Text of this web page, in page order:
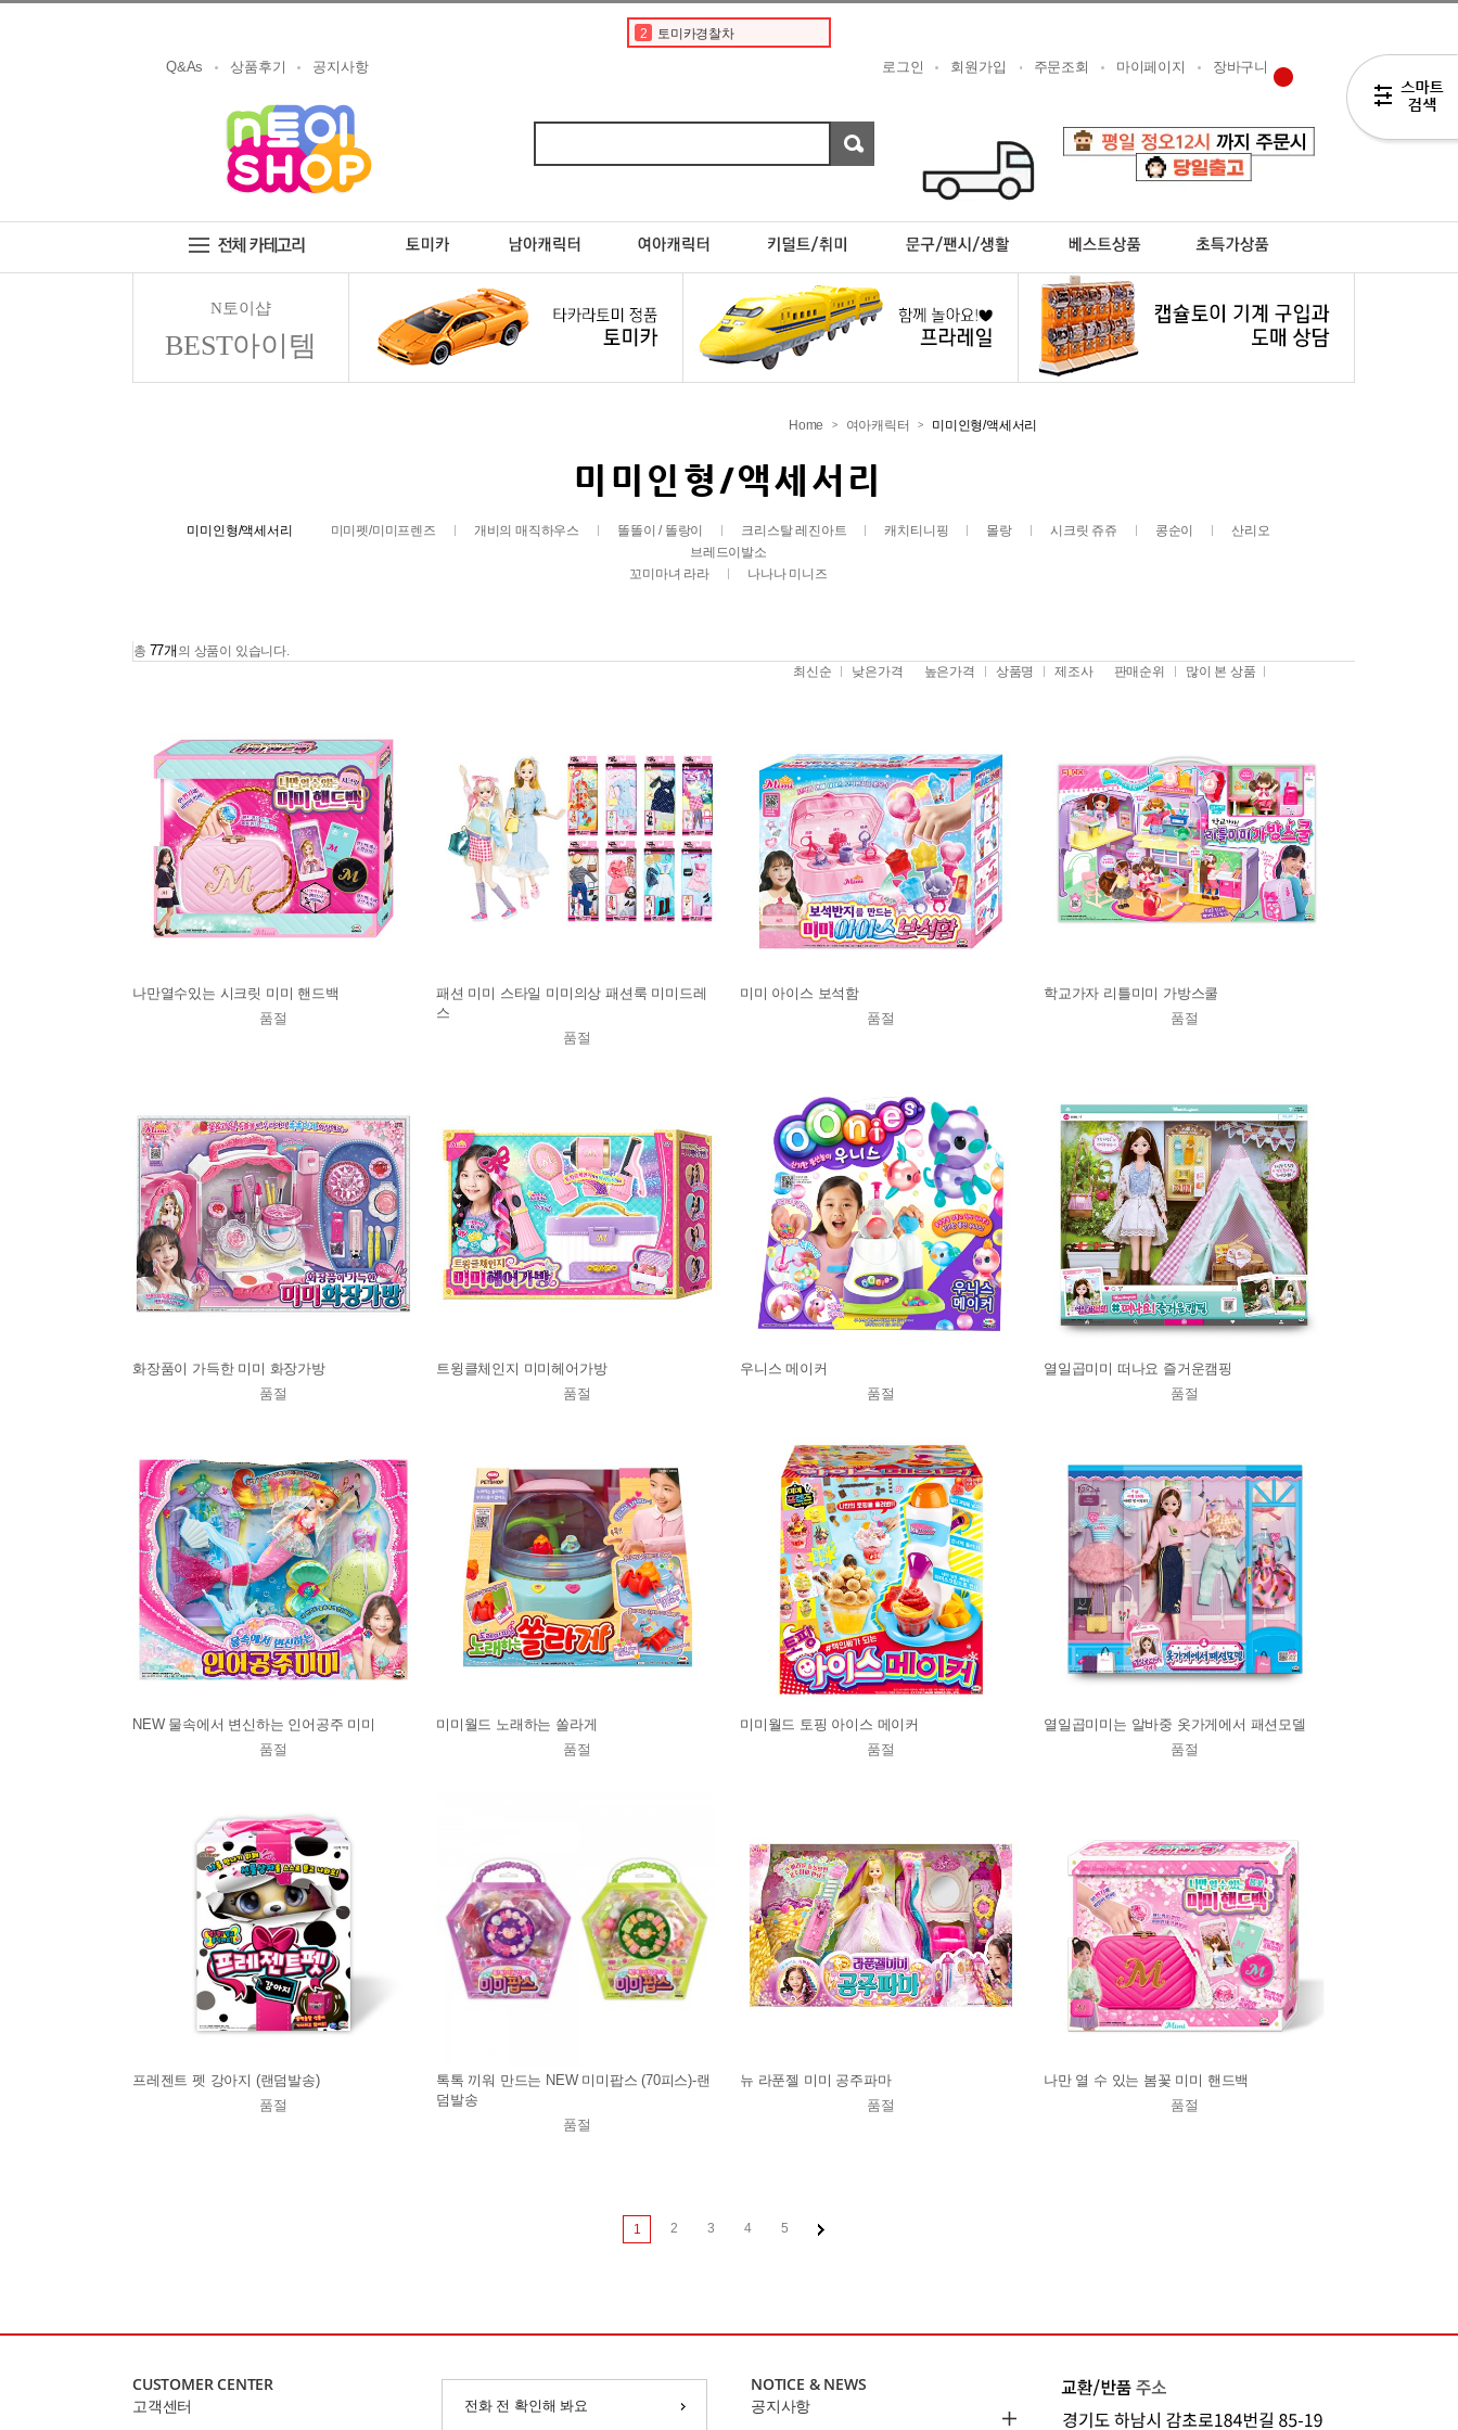
2 토미카경찰차
5 도요타
8 초이카
9 포켓몬카드
1
Q&As 상품후기 공지사항 로그인 회원가입 주문조회 마이페이지 장바구니
N토이샵
BEST아이템
미미인형/액세서리
Home > 여아캐릭터 > 미미인형/액세서리
미미인형/액세서리 미미펫/미미프렌즈 개비의 매직하우스 똘똘이 / 똘랑이 크리스탈 레진아트 캐치티니핑 몰랑 시크릿 쥬쥬 콩순이
산리오
브레드이발소
꼬미마녀 라라
나나나 미니즈
총 77개 의 상품이 있습니다.
최신순
낮은가격 높은가격 상품명 제조사 판매순위 많이 본 상품
나만열수있는 시크릿 미미 핸드백
품절
패션 미미 스타일 미미의상 패션룩 미미드레
스
품절
미미 아이스 보석함
품절
학교가자 리틀미미 가방스쿨
품절
화장품이 가득한 미미 화장가방
품절
트윙클체인지 미미헤어가방
품절
우니스 메이커
품절
열일곱미미 떠나요 즐거운캠핑
품절
NEW 물속에서 변신하는 인어공주 미미
품절
미미월드 노래하는 쏠라게
품절
미미월드 토핑 아이스 메이커
품절
열일곱미미는 알바중 옷가게에서 패션모델
품절
프레젠트 펫 강아지 (랜덤발송)
품절
톡톡 끼워 만드는 NEW 미미팝스 (70피스)-랜
덤발송
품절
뉴 라푼젤 미미 공주파마
품절
나만 열 수 있는 봄꽃 미미 핸드백
품절
1 2 3 4 5
CUSTOMER CENTER
고객센터 전화 전 확인해 봐요
NOTICE & NEWS
공지사항